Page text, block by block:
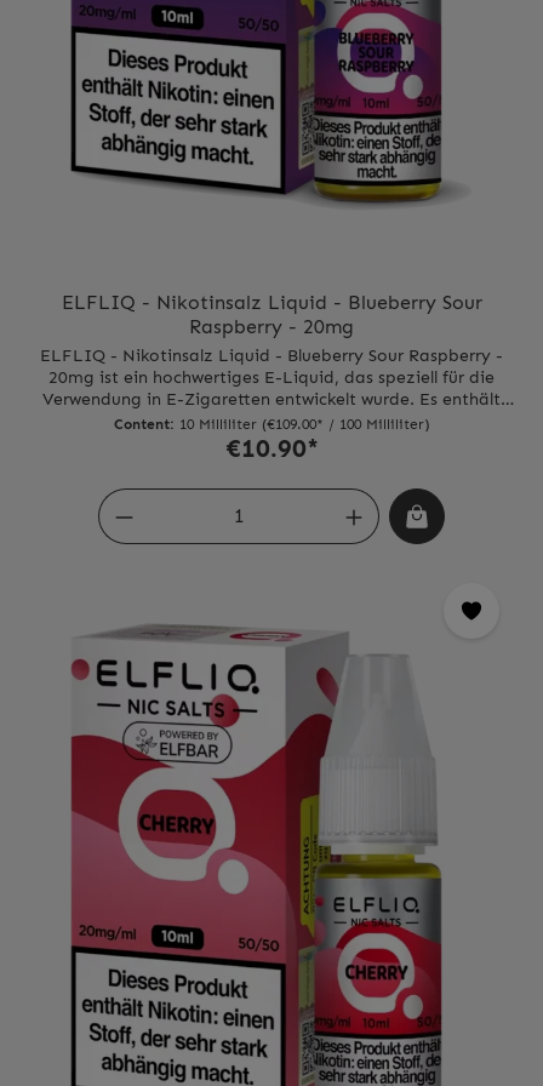
ELFLIQ - Nikotinsalz Liquid - Blueberry Sour
Raspberry - 20mg
ELFLIQ - Nikotinsalz Liquid - Blueberry Sour Raspberry -
20mg ist ein hochwertiges E-Liquid, das speziell für die
Verwendung in E-Zigaretten entwickelt wurde. Es enthält
20mg Nikotinsalz, was eine schnellere und stärkere
Nikotinaufnahme ermöglicht im Vergleich zu herkömmlichen
Blueberry Sour Raspberry erhältlich und bietet eine köstliche
Kombination aus sauren Himbeeren und süßen Blaubeeren.
Der Geschmack ist intensiv und fruchtig, perfekt für alle
den Geschmack und das Dampferlebnis genießen möchten.
Das Liquid ist in einer praktischen 10ml Flasche mit
kindersicherem Verschluss erhältlich und kann einfach in den
Tank Ihrer E-Zigarette gefüllt werden.Hergestellt aus
hochwertigen Inhaltsstoffen und unter strengen
Qualitätskontrollen, bietet ELFLIQ - Nikotinsalz Liquid -
Blueberry Sour Raspberry - 20mg ein intensives und
authentisches Geschmackserlebnis.
Content: 10 Milliliter (€109.00* / 100 Milliliter)
€10.90*